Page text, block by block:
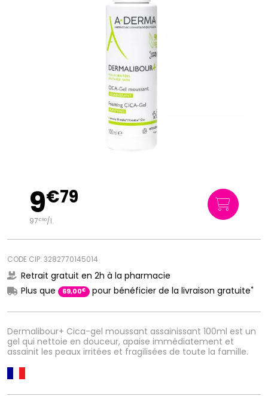
Dermalibour+ Cica-gel moussant assainissant 100ml est un
gel qui nettoie en douceur, apaise immédiatement et
assainit les peaux irritées et fragilisées de toute la famille.
9€79
97€90/l.
CODE CIP: 3282770145014
Retrait gratuit en 2h à la pharmacie
Plus que
69,00€ pour bénéficier de la livraison gratuite*